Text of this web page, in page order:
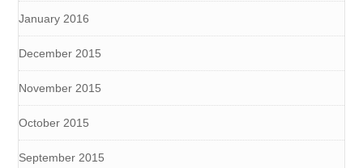
January 2016
December 2015
November 2015
October 2015
September 2015